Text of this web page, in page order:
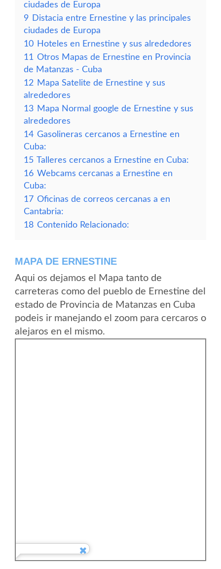
ciudades de Europa
9 Distacia entre Ernestine y las principales
ciudades de Europa
10 Hoteles en Ernestine y sus alrededores
11 Otros Mapas de Ernestine en Provincia
de Matanzas - Cuba
12 Mapa Satelite de Ernestine y sus
alrededores
13 Mapa Normal google de Ernestine y sus
alrededores
14 Gasolineras cercanos a Ernestine en
Cuba:
15 Talleres cercanos a Ernestine en Cuba:
16 Webcams cercanas a Ernestine en
Cuba:
17 Oficinas de correos cercanas a en
Cantabria:
18 Contenido Relacionado:
MAPA DE ERNESTINE
Aqui os dejamos el Mapa tanto de
carreteras como del pueblo de Ernestine del
estado de Provincia de Matanzas en Cuba
podeis ir manejando el zoom para cercaros o
alejaros en el mismo.